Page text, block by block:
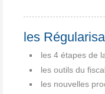
les
les 4 étapes de
les outils du
les nouvelles